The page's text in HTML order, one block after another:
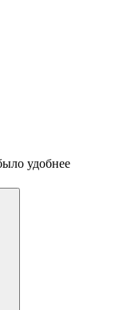
удобнее